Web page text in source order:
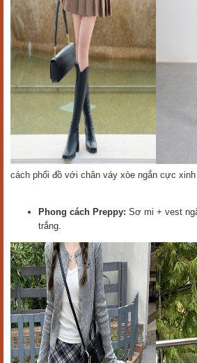
cách phối đồ với chân váy xòe ngắn cực
Phong cách Preppy: Sơ mi + vest
trắng.